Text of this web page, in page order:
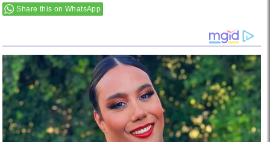
Share this on WhatsApp